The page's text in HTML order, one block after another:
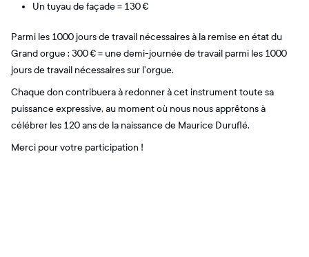
Un tuyau de façade = 130 €
Parmi les 1000 jours de travail nécessaires à la remise en état du
Grand orgue : 300 € = une demi-journée de travail parmi les 1000
jours de travail nécessaires sur l’orgue.
Chaque don contribuera à redonner à cet instrument toute sa
puissance expressive, au moment où nous nous apprêtons à
célébrer les 120 ans de la naissance de Maurice Duruflé.
Merci pour votre participation !